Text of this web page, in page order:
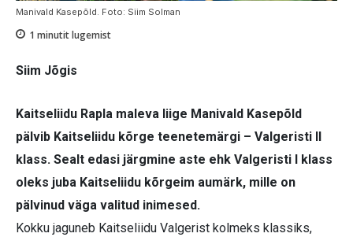
Manivald Kasepõld. Foto: Siim Solman
1 minutit lugemist
Siim Jõgis
Kaitseliidu Rapla maleva liige Manivald Kasepõld
pälvib Kaitseliidu kõrge teenetemärgi – Valgeristi II
klass. Sealt edasi järgmine aste ehk Valgeristi I klass
oleks juba Kaitseliidu kõrgeim aumärk, mille on
pälvinud väga valitud inimesed.
Kokku jaguneb Kaitseliidu Valgerist kolmeks klassiks,